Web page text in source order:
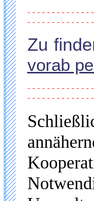
- - - - - - - - - - - - -
- - - - - - - - - - - - -
Zu
vorab
- - - - - - - - - - - - -
- - - - - - - - - - - - -